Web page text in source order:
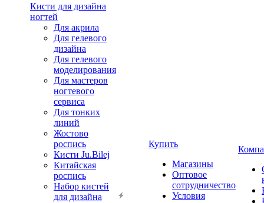
Кисти для дизайна
ногтей
Для акрила
Для гелевого
дизайна
Для гелевого
моделирования
Для мастеров
ногтевого
сервиса
Для тонких
линий
Жостово
роспись
Кисти Ju.Bilej
Китайская
роспись
Набор кистей
для дизайна
Купить
Магазины
Оптовое
сотрудничество
Условия